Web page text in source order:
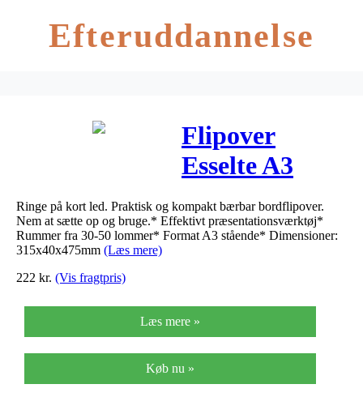
Efteruddannelse
Flipover
Esselte A3
højformat
ringe på kort
Ringe på kort led. Praktisk og kompakt bærbar bordflipover.
Nem at sætte op og bruge.* Effektivt præsentationsværktøj*
Rummer fra 30-50 lommer* Format A3 stående* Dimensioner:
315x40x475mm (Læs mere)
222 kr. (Vis fragtpris)
Læs mere »
Køb nu »